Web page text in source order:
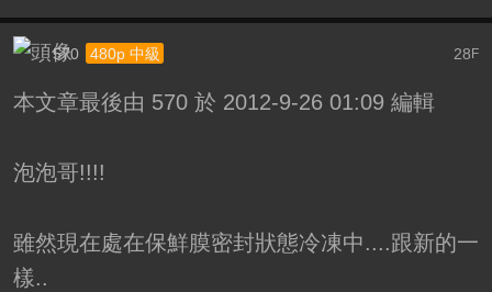
28 F
570 480p 中級
本文章最後由 570 於 2012-9-26 01:09 編輯
泡泡哥!!!!
雖然現在處在保鮮膜密封狀態冷凍中....跟新的一
樣..